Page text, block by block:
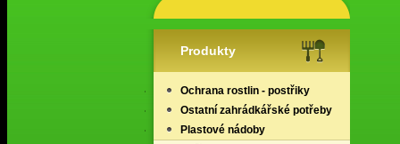
Produkty
Ochrana rostlin - postřiky
Ostatní zahrádkářské potřeby
Plastové nádoby